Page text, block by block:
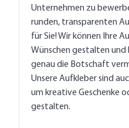
Unternehmen zu
runden, transparenten
für Sie! Wir können Ihre
Wünschen gestalten und
genau die Botschaft
Unsere Aufkleber sind
um kreative Geschenke
gestalten.